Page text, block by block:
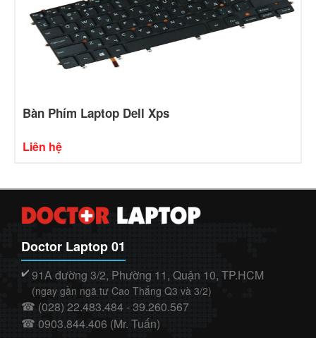
Bàn Phím Laptop Dell Xps
Liên hệ
Doctor Laptop 01
✔️ 91A đường 3/2, Phường 11, Quận 10, TP.HCM
(ngay gần ngã tư Cao Thắng Q3 và 3/2)
☎ (028) 22.483.484 - 39.260.567
☎ 0903.844.406 (Mr. Tuấn)